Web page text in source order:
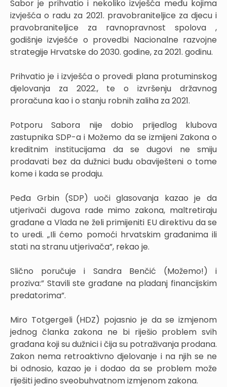
Sabor je prihvatio i nekoliko izvješća među kojima
izvješća o radu za 2021. pravobraniteljice za djecu i
pravobraniteljice za ravnopravnost spolova ,
godišnje izvješće o provedbi Nacionalne razvojne
strategije Hrvatske do 2030. godine, za 2021. godinu.
Prihvatio je i izvješća o provedi plana protuminskog
djelovanja za 2022., te o izvršenju državnog
proračuna kao i o stanju robnih zaliha za 2021.
Potporu Sabora nije dobio prijedlog klubova
zastupnika SDP-a i Možemo da se izmijeni Zakona o
kreditnim institucijama da se dugovi ne smiju
prodavati bez da dužnici budu obaviješteni o tome
kome i kada se prodaju.
Peđa Grbin (SDP) uoči glasovanja kazao je da
utjerivači dugova rade mimo zakona, maltretiraju
građane a Vlada ne želi primijeniti EU direktivu da se
to uredi. „Ili ćemo pomoći hrvatskim građanima ili
stati na stranu utjerivača”, rekao je.
Slično poručuje i Sandra Benčić (Možemo!) i
proziva:” Stavili ste građane na pladanj financijskim
predatorima”.
Miro Totgergeli (HDZ) pojasnio je da se izmjenom
jednog članka zakona ne bi riješio problem svih
građana koji su dužnici i čija su potraživanja prodana.
Zakon nema retroaktivno djelovanje i na njih se ne
bi odnosio, kazao je i dodao da se problem može
riješiti jedino sveobuhvatnom izmjenom zakona.